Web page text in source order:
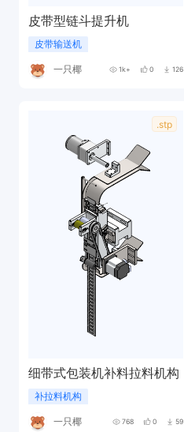
皮带型链斗提升机
皮带输送机
一只椰 1k+ 0 126
.stp
细带式包装机补料拉料机构
补拉料机构
一只椰 768 0 59